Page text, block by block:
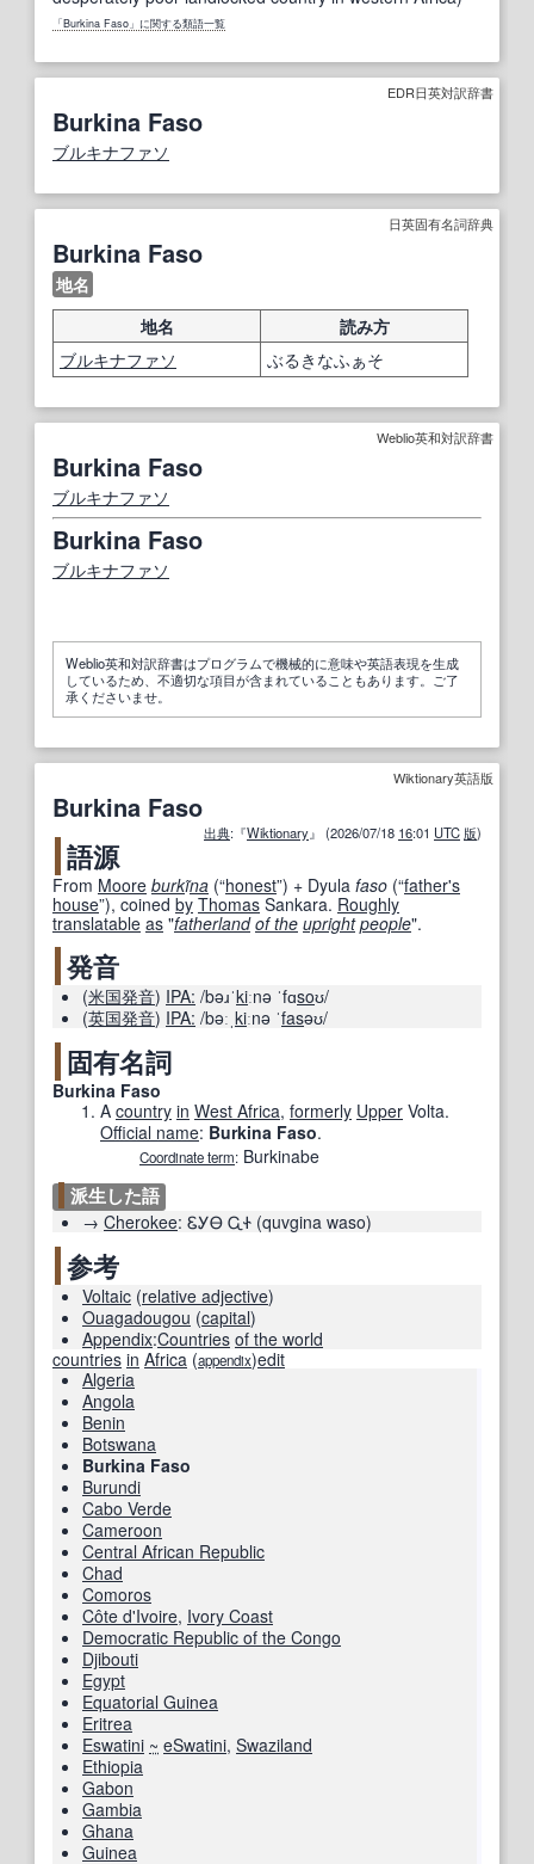
「Burkina Faso」に関する類語一覧
EDR日英対訳辞書
Burkina Faso
ブルキナファソ
日英固有名詞辞典
Burkina Faso
地名
地名
読み方
ブルキナファソ
ぶるきなふぁそ
Weblio英和対訳辞書
Burkina Faso
ブルキナファソ
Burkina Faso
ブルキナファソ
Weblio英和対訳辞書はプログラムで機械的に意味や英語表現を生成
しているため、不適切な項目が含まれていることもあります。ご了
承くださいませ。
Wiktionary英語版
Burkina Faso
出典:『Wiktionary』 (2026/07/18 16:01 UTC 版)
語源
From Moore burkĩna (“honest”) + Dyula faso (“father's
house”), coined by Thomas Sankara. Roughly
translatable as "fatherland of the upright people".
発音
(米国発音) IPA: /bəɹˈkiːnə ˈfɑsoʊ/
(英国発音) IPA: /bəːˌ kiːnə ˈfasəʊ/
固有名詞
Burkina Faso
A country in West Africa, formerly Upper Volta.
Official name: Burkina Faso.
Coordinate term: Burkinabe
派生した語
→ Cherokee: ᏋᎩᎾ ᏩᏐ (quvgina waso)
参考
Voltaic (relative adjective)
Ouagadougou (capital)
Appendix:Countries of the world
countries in Africa (appendix)edit
Algeria
Angola
Benin
Botswana
Burkina Faso
Burundi
Cabo Verde
Cameroon
Central African Republic
Chad
Comoros
Côte d'Ivoire, Ivory Coast
Democratic Republic of the Congo
Djibouti
Egypt
Equatorial Guinea
Eritrea
Eswatini ~ eSwatini, Swaziland
Ethiopia
Gabon
Gambia
Ghana
Guinea